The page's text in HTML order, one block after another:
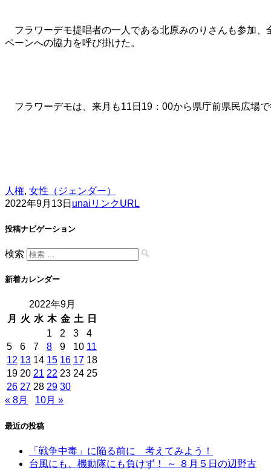
フラワーデモ提唱者の一人である北原みのりさんも参加
ペーンへの協力を呼び掛けた。
フラワーデモは、来月も11日19：00から県庁前県民広場で
人権, 女性（ジェンダー）
2022年9月13日 unai リンクURL
投稿ナビゲーション
検索
新着カレンダー
2022年9月
月
火 水 木 金 土 日
1
2 3
4
5
6 7 8 9 10 11
12 13 14 15 16 17 18
19 20 21 22 23 24 25
26 27 28 29 30
« 8月
10月 »
最近の投稿
「戦争中毒」に陥る前に 考えてみよう！
台風にも、機動隊にも負けず！ ～ ８月５日の辺野古